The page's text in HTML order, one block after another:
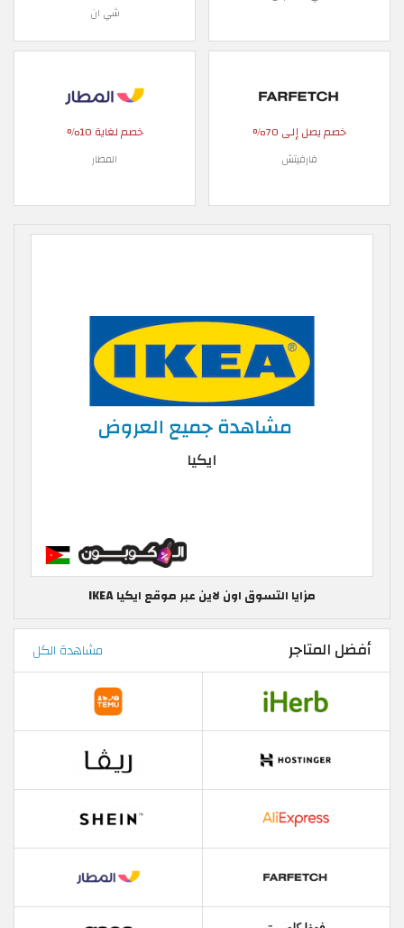
شي ان
خصم يصل إلى 70%
فارفيتش
خصم لغاية 10%
المطار
مزايا التسوق اون لاين عبر موقع ايكيا IKEA
أفضل المتاجر مشاهدة الكل